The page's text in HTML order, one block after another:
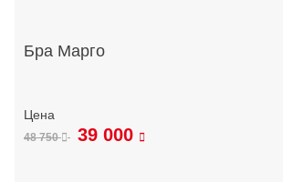
Бра Марго
48 750 39 000